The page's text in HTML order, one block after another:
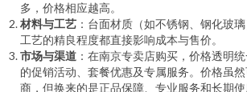
多，价格相应越高。
材料与工艺 ：台面材质（如不锈钢、钢化玻
工艺的精良程度都直接影响成本与售价。
市场与渠道 ：在南京专卖店购买，价格透明
的促销活动、套餐优惠及专属服务。价格虽
商，但换来的是正品保障、专业服务和长期使